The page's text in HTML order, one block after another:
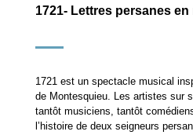
1721- Lettres persanes
1721 est un spectacle musical
de Montesquieu. Les artistes sur
tantôt musiciens, tantôt
l’histoire de deux seigneurs